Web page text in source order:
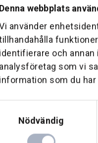
Denna webbplats
använder
identifierare och
analysföretag som vi
information som du
Nödvändig
öppettider
och
här
Robotservice
Boka tid i
Verkstad